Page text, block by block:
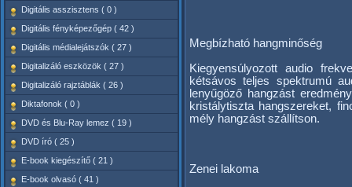
Digitális asszisztens ( 0 )
Digitális fényképezőgép ( 42 )
Digitális médialejátszók ( 27 )
Digitalizáló eszközök ( 27 )
Digitalizáló rajztáblák ( 26 )
Diktafonok ( 0 )
DVD és Blu-Ray lemez ( 19 )
DVD író ( 25 )
E-book kiegészítő ( 21 )
E-book olvasó ( 41 )
Megbízható hangminőség
Kiegyensúlyozott audio
kétsávos teljes spektrumú
lenyűgöző hangzást
kristálytiszta hangszereket,
mély hangzást szállítson.
Zenei lakoma